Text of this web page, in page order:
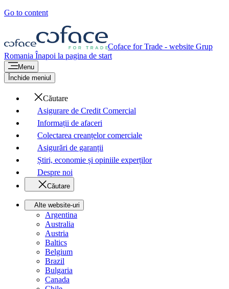
Go to content
Coface for Trade - website Grup
Romania Înapoi la pagina de start
Menu
Închide meniul
Căutare
Asigurare de Credit Comercial
Informații de afaceri
Colectarea creanțelor comerciale
Asigurări de garanții
Știri, economie și opiniile experților
Despre noi
Căutare
Alte website-uri
Argentina
Australia
Austria
Baltics
Belgium
Brazil
Bulgaria
Canada